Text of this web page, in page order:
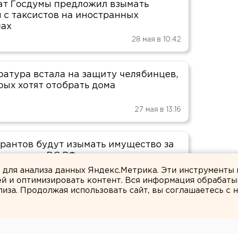
Госдумы предложил взымать
с таксистов на иностранных
28 мая в 10:42
встала на защиту челябинцев,
хотят отобрать дома
27 мая в 13:16
будут изымать имущество за
ВС РФ и распространение
26 мая в 20:20
анализа данных Яндекс.Метрика. Эти инструменты
и оптимизировать контент. Вся информация
Продолжая использовать сайт, вы соглашаетесь с